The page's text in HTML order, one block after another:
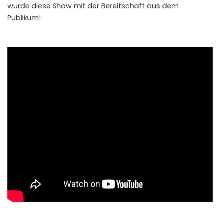
wurde diese Show mit der Bereitschaft aus dem
Publikum!